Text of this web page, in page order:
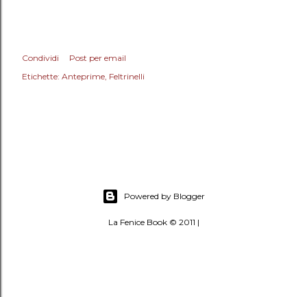
Condividi
Post per email
Etichette: Anteprime Feltrinelli
Powered by Blogger
La Fenice Book © 2011 |